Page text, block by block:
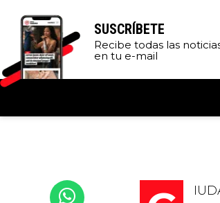
SUSCRÍBETE
Recibe todas las
en tu e-mail